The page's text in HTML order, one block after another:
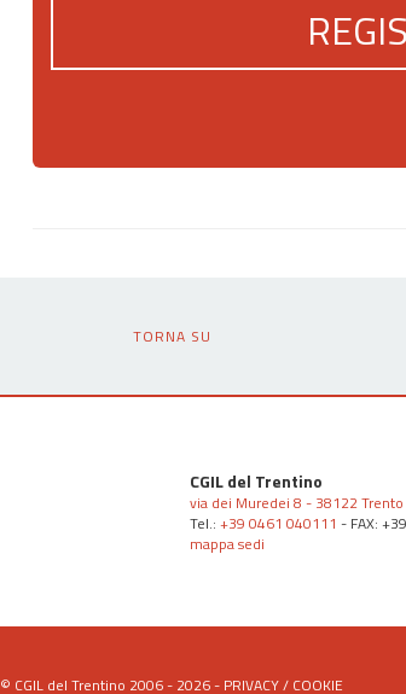
TORNA SU
CGIL del Trentino
via dei Muredei 8 - 38122 Trento
Tel.: +39 0461 040111 - FAX:
mappa sedi
© CGIL del Trentino 2006 - 2026 - PRIVACY/ COOKIE